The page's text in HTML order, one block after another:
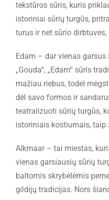
tekstūros sūris, kuris
istoriniai sūrių turgūs,
turus ir net sūrio
Edam – dar vienas
„Gouda“, „Edam“ sūris
mažiau riebus, todėl
dėl savo formos ir
teatralizuoti sūrių turgūs,
istoriniais kostiumais, taip
Alkmaar – tai miestas,
vienas garsiausių sūrių
baltomis skrybėlėmis
gildijų tradicijas. Nors